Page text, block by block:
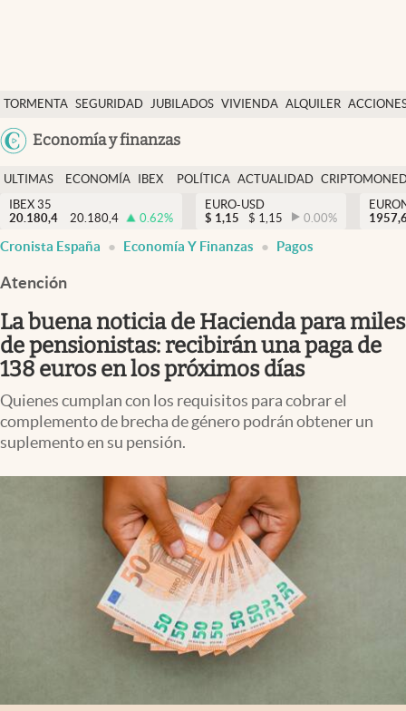
TORMENTA SEGURIDAD JUBILADOS VIVIENDA ALQUILER
USA
Economía y finanzas
Economía y finanzas
Política
Actualidad
Criptomonedas
España
ULTIMAS
NOTICIAS
ECONOMÍA
FINANZAS
IBEX
EURO
POLÍTICA ACTUALIDAD
IBEX 35
20.180,4
20.180,4 0.62%
EURO-USD
$ 1,15 $ 1,15 0.00%
Cronista España Economía Y Finanzas Pagos
Atención
La buena noticia de Hacienda para miles
de pensionistas: recibirán una paga de
138 euros en los próximos días
Quienes cumplan con los requisitos para cobrar el
complemento de brecha de género podrán obtener un
suplemento en su pensión.